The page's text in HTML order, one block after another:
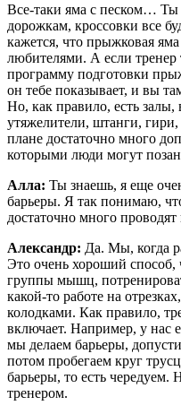
Все-таки яма с песком… Ты
дорожкам, кроссовки все
кажется, что прыжковая
любителями. А если тренер
программу подготовки
он тебе показывает, и вы
Но, как правило, есть
утяжелители, штанги,
плане достаточно много
которыми люди могут
Алла: Ты знаешь, я еще
барьеры. Я так понимаю,
достаточно много
Александр: Да. Мы, когда
Это очень хороший способ,
группы мышц,
какой-то работе на
колодками. Как правило,
включает. Например, у нас
мы делаем барьеры,
потом пробегаем круг
барьеры, то есть чередуем.
тренером.